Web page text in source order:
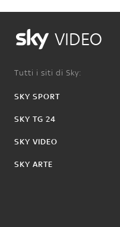
VIDEO
Tutti i siti di Sky:
SKY SPORT
SKY TG 24
SKY VIDEO
SKY ARTE